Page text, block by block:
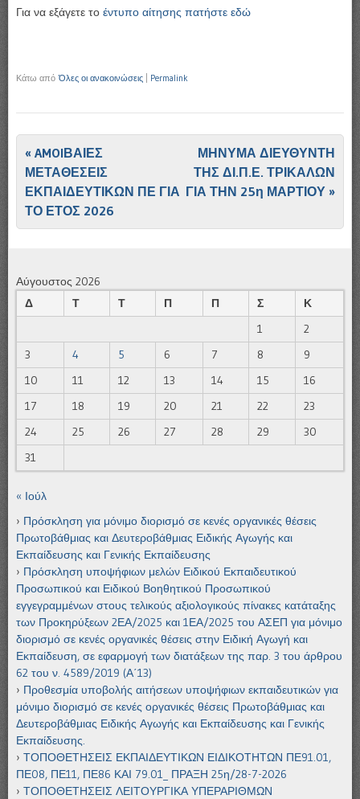
Για να εξάγετε το έντυπο αίτησης πατήστε εδώ
Κάτω απόΌλες οι ανακοινώσεις Permalink
Πλοήγηση άρθρων
« AMOIΒΑΙΕΣ
ΜΕΤΑΘΕΣΕΙΣ
ΕΚΠΑΙΔΕΥΤΙΚΩΝ ΠΕ ΓΙΑ
ΤΟ ΕΤΟΣ 2026
ΜΗΝΥΜΑ ΔΙΕΥΘΥΝΤΗ
ΤΗΣ ΔΙ.Π.Ε. ΤΡΙΚΑΛΩΝ
ΓΙΑ ΤΗΝ 25η ΜΑΡΤΙΟΥ »
Αύγουστος 2026
Δ
Τ Τ Π Π Σ
Κ
1
2
3
4 5 6 7 8
9
10
11 12 13 14 15
16
17
18 19 20 21 22
23
24
25 26 27 28 29
30
31
« Ιούλ
Πρόσκληση για μόνιμο διορισμό σε κενές οργανικές θέσεις
Πρωτοβάθμιας και Δευτεροβάθμιας Ειδικής Αγωγής και
Εκπαίδευσης και Γενικής Εκπαίδευσης
Πρόσκληση υποψήφιων μελών Ειδικού Εκπαιδευτικού
Προσωπικού και Ειδικού Βοηθητικού Προσωπικού
εγγεγραμμένων στους τελικούς αξιολογικούς πίνακες κατάταξης
των Προκηρύξεων 2ΕΑ/2025 και 1ΕΑ/2025 του ΑΣΕΠ για μόνιμο
διορισμό σε κενές οργανικές θέσεις στην Ειδική Αγωγή και
Εκπαίδευση, σε εφαρμογή των διατάξεων της παρ. 3 του άρθρου
62 του ν. 4589/2019 (Α΄13)
Προθεσμία υποβολής αιτήσεων υποψήφιων εκπαιδευτικών για
μόνιμο διορισμό σε κενές οργανικές θέσεις Πρωτοβάθμιας και
Δευτεροβάθμιας Ειδικής Αγωγής και Εκπαίδευσης και Γενικής
Εκπαίδευσης.
ΤΟΠΟΘΕΤΗΣΕΙΣ ΕΚΠΑΙΔΕΥΤΙΚΩΝ ΕΙΔΙΚΟΤΗΤΩΝ ΠΕ91.01,
ΠΕ08, ΠΕ11, ΠΕ86 ΚΑΙ 79.01_ ΠΡΑΞΗ 25η/28-7-2026
ΤΟΠΟΘΕΤΗΣΕΙΣ ΛΕΙΤΟΥΡΓΙΚΑ ΥΠΕΡΑΡΙΘΜΩΝ